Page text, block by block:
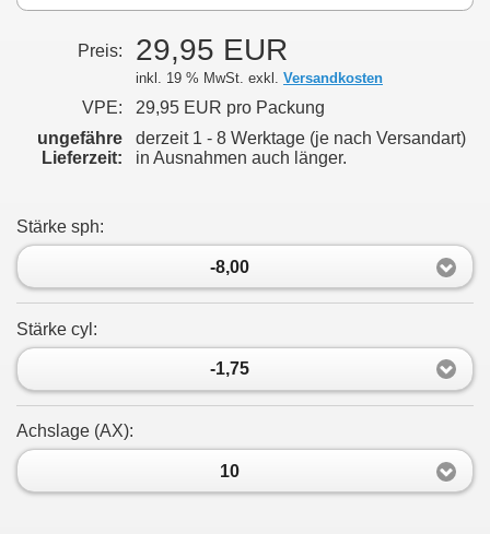
Preis: 29,95 EUR
inkl. 19 % MwSt. exkl. Versandkosten
VPE:
29,95 EUR pro Packung
ungefähre
Lieferzeit:
derzeit 1 - 8 Werktage (je nach Versandart)
in Ausnahmen auch länger.
Stärke sph:
-8,00
Stärke cyl:
-1,75
Achslage (AX):
10